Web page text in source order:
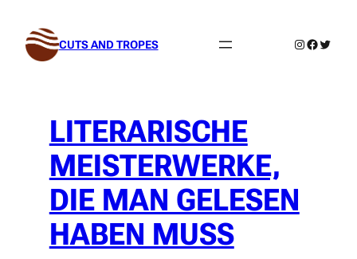
Inhalt
springen CUTS AND TROPES Instagram
LITERARISCHE
MEISTERWERKE,
DIE MAN GELESEN
HABEN MUSS